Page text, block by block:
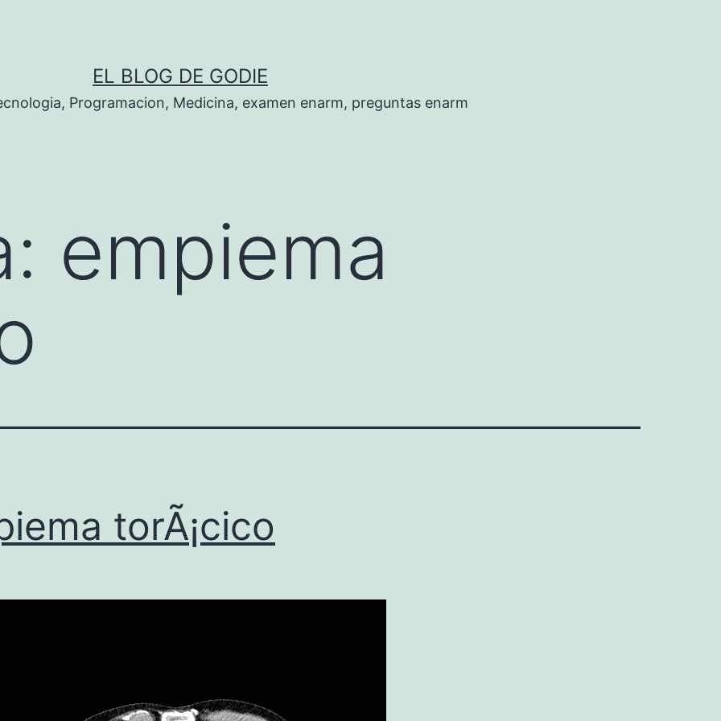
EL BLOG DE GODIE
Programacion, Medicina, examen enarm, preguntas enarm
empiema
torÃ¡cico